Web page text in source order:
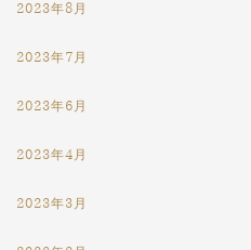
2023年8月
2023年7月
2023年6月
2023年4月
2023年3月